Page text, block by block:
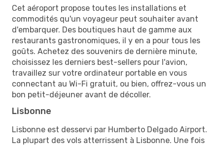
Cet aéroport propose toutes les installations et
commodités qu'un voyageur peut souhaiter avant
d'embarquer. Des boutiques haut de gamme aux
restaurants gastronomiques, il y en a pour tous les
goûts. Achetez des souvenirs de dernière minute,
choisissez les derniers best-sellers pour l'avion,
travaillez sur votre ordinateur portable en vous
connectant au Wi-Fi gratuit, ou bien, offrez-vous un
bon petit-déjeuner avant de décoller.
Lisbonne
Lisbonne est desservi par Humberto Delgado Airport.
La plupart des vols atterrissent à Lisbonne. Une fois